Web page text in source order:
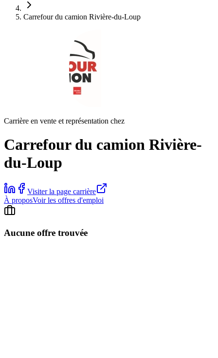
Carrefour du camion Rivière-du-Loup
Carrière en vente et représentation chez
Carrefour du camion Rivière-
du-Loup
Visiter la page carrière
À proposVoir les offres d'emploi
Aucune offre trouvée